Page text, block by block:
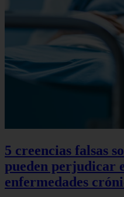
5 creencias falsas
pueden perjudicar
enfermedades